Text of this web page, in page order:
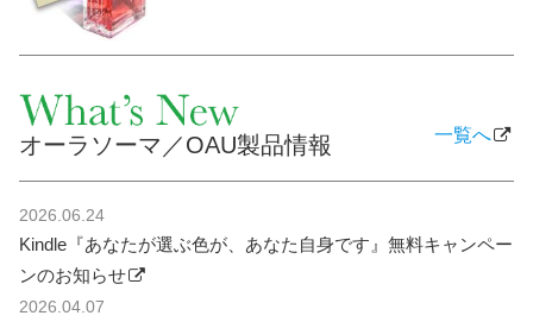
オーラソーマ／OAU製品情報 一覧へ
2026.06.24
Kindle『あなたが選ぶ色が、あなた自身です』無料キャンペー
ンのお知らせ
2026.04.07